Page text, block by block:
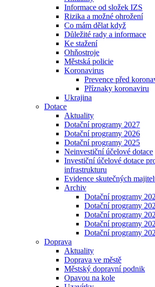
Informace od složek IZS
Rizika a možné ohrožení
Co mám dělat když
Důležité rady a informace
Ke stažení
Ohňostroje
Městská policie
Koronavirus
Prevence před
Příznaky koronaviru
Ukrajina
Dotace
Aktuality
Dotační programy 2027
Dotační programy 2026
Dotační programy 2025
Neinvestiční účelové dotace
Investiční účelové dotace
infrastrukturu
Evidence skutečných
Archiv
Dotační programy
Dotační programy
Dotační programy
Dotační programy
Dotační programy
Doprava
Aktuality
Doprava ve městě
Městský dopravní podnik
Opavou na kole